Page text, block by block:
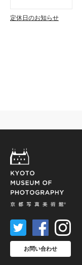
定休日のお知らせ
お問い合わせ